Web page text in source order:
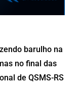
barulho na
no final das
de QSMS-RS